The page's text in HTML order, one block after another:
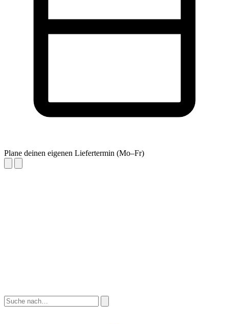
Plane deinen eigenen Liefertermin (Mo–Fr)